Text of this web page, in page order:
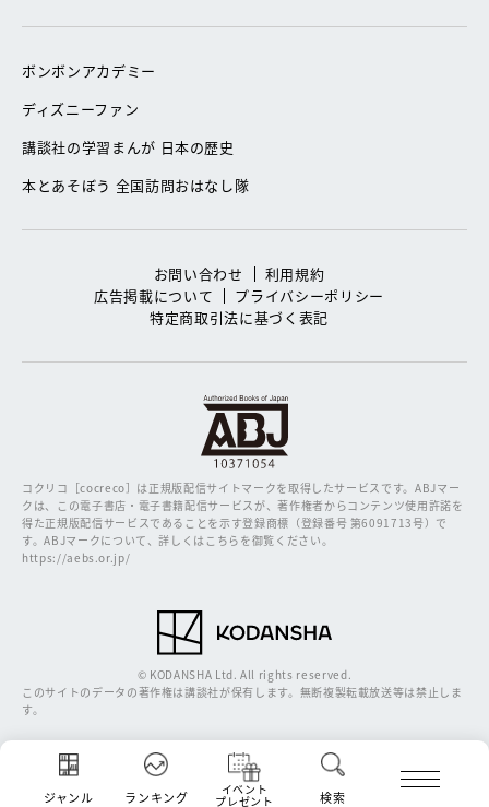
ジャンル ランキング イベント
プレゼント 検索
ボンボンアカデミー
ディズニーファン
講談社の学習まんが 日本の歴史
本とあそぼう 全国訪問おはなし隊
お問い合わせ
利用規約
広告掲載について
プライバシーポリシー
特定商取引法に基づく表記
コクリコ［cocreco］は正規版配信サイトマークを取得したサービスです。ABJマー
クは、この電子書店・電子書籍配信サービスが、著作権者からコンテンツ使用許諾を
得た正規版配信サービスであることを示す登録商標（登録番号 第6091713号）で
す。ABJマークについて、詳しくはこちらを御覧ください。
https://aebs.or.jp/
© KODANSHA Ltd. All rights reserved.
このサイトのデータの著作権は講談社が保有します。無断複製転載放送等は禁止しま
す。